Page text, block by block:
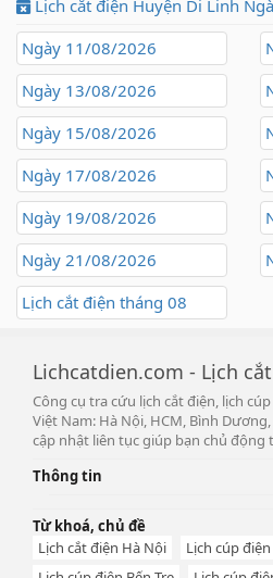
Lịch cắt điện Huyện Di Linh
Ngày 11/08/2026
Ngày 13/08/2026
Ngày 15/08/2026
Ngày 17/08/2026
Ngày 19/08/2026
Ngày 21/08/2026
Lịch cắt điện tháng 08
Lichcatdien.com - Lịch
Công cụ tra cứu lịch cắt điện, lịch
Việt Nam: Hà Nội, HCM, Bình
cập nhật liên tục giúp bạn chủ
Thông tin
Từ khoá, chủ đề
Lịch cắt điện Hà Nội
Lịch cúp